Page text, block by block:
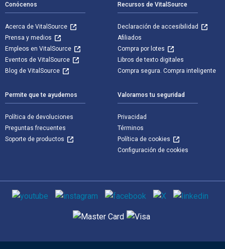
Conócenos
Acerca de VitalSource
Prensa y medios
Empleos en VitalSource
Eventos de VitalSource
Blog de VitalSource
Recursos de VitalSource
Declaración de accesibilidad
Afiliados
Compra por lotes
Libros de texto digitales
Compra segura. Compra inteligente
Permite que te ayudemos
Política de devoluciones
Preguntas frecuentes
Soporte de productos
Valoramos tu seguridad
Privacidad
Términos
Política de cookies
Configuración de cookies
Medios de comunicación social
Métodos de pago admitidos